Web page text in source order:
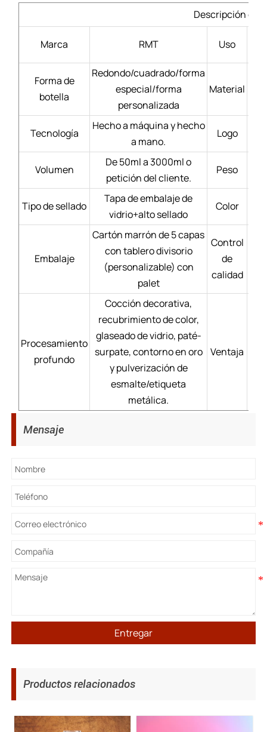
Descripción del
Marca RMT Uso
Forma de
botella
Redondo/cuadrado/forma
especial/forma
personalizada
Material
Tecnología
Hecho a máquina y hecho
a mano.
Logo
Volumen
De 50ml a 3000ml o
petición del cliente.
Peso
Tipo de sellado
Tapa de embalaje de
vidrio+alto sellado
Color
Embalaje
Cartón marrón de 5 capas
con tablero divisorio
(personalizable) con
palet
Control
de
calidad
Procesamiento
profundo
Cocción decorativa,
recubrimiento de color,
glaseado de vidrio, paté-
surpate, contorno en oro
y pulverización de
esmalte/etiqueta
metálica.
Ventaja
Mensaje
Entregar
Productos relacionados